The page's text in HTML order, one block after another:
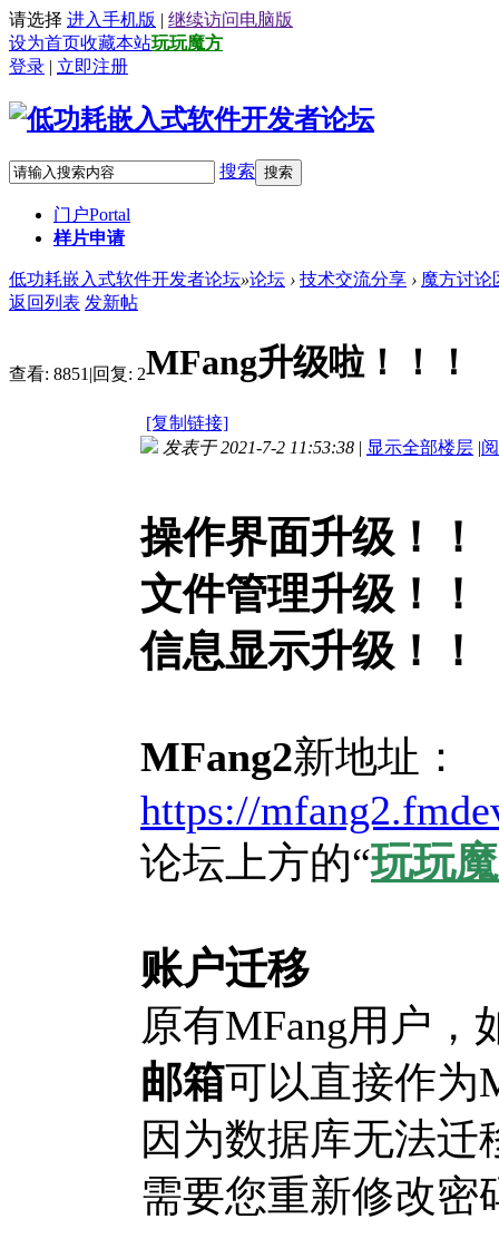
请选择 进入手机版 | 继续访问电脑版
设为首页收藏本站玩玩魔方
登录 | 立即注册
搜索 搜索
门户Portal
样片申请
低功耗嵌入式软件开发者论坛»论坛 › 技术交流分享 › 魔方讨论
返回列表 发新帖
查看: 8851 |回复: 2MFang升级啦！！！
[复制链接]
发表于 2021-7-2 11:53:38 | 显示全部楼层 |
操作界面升级！！
文件管理升级！！
信息显示升级！！
MFang2新地址：
https://
论坛上方的“玩玩
账户迁移
原有MFang用户
邮箱可以直接作为
因为数据库无法迁
需要您重新修改密